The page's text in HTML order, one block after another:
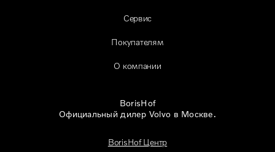
Сервис
Покупателям
О компании
BorisHof
Официальный дилер Volvo в Москве.
BorisHof Центр